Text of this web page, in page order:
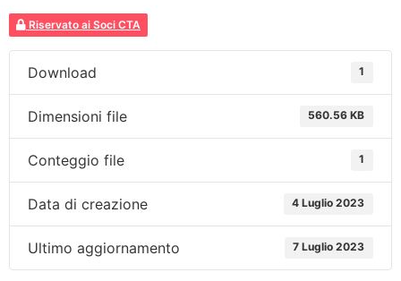
Riservato ai Soci CTA
Download 1
Dimensioni file 560.56 KB
Conteggio file 1
Data di creazione 4 Luglio 2023
Ultimo aggiornamento 7 Luglio 2023